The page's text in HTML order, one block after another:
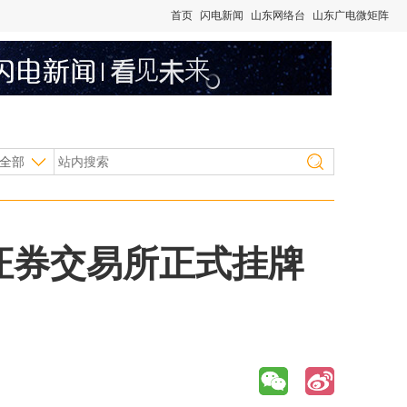
首页 闪电新闻 山东网络台 山东广电微矩阵
部
交易所正式挂牌